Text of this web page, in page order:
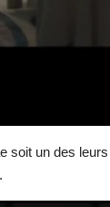
soit un des